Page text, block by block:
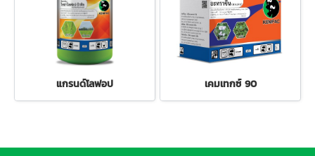
แกรนด์โลฟอป เคมเทกซ์ 90